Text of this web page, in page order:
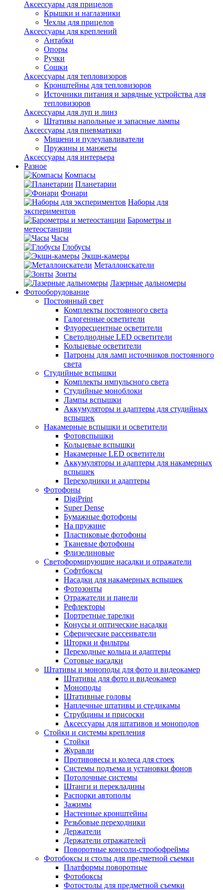
Аксессуары для прицелов
Крышки и наглазники
Чехлы для прицелов
Аксессуары для креплений
Антабки
Опоры
Ручки
Сошки
Аксессуары для тепловизоров
Кронштейны для тепловизоров
Источники питания и зарядные устройства для
тепловизоров
Аксессуары для луп и линз
Штативы напольные и запасные лампы
Аксессуары для пневматики
Мишени и пулеулавливатели
Пружины и манжеты
Аксессуары для интерьера
Разное
Компасы
Планетарии
Фонари
Наборы для
экспериментов
Барометры и
метеостанции
Часы
Глобусы
Экшн-камеры
Металлоискатели
Зонты
Лазерные дальномеры
Фотооборудование
Постоянный свет
Комплекты постоянного света
Галогенные осветители
Флуоресцентные осветители
Светодиодные LED осветители
Кольцевые осветители
Патроны для ламп источников постоянного
света
Студийные вспышки
Комплекты импульсного света
Студийные моноблоки
Лампы вспышки
Аккумуляторы и адаптеры для студийных
вспышек
Накамерные вспышки и осветители
Фотовспышки
Кольцевые вспышки
Накамерные LED осветители
Аккумуляторы и адаптеры для накамерных
вспышек
Переходники и адаптеры
Фотофоны
DigiPrint
Super Dense
Бумажные фотофоны
На пружине
Пластиковые фотофоны
Тканевые фотофоны
Флизелиновые
Светоформирующие насадки и отражатели
Софтбоксы
Насадки для накамерных вспышек
Фотозонты
Отражатели и панели
Рефлекторы
Портретные тарелки
Конусы и оптические насадки
Сферические рассеиватели
Шторки и фильтры
Переходные кольца и адаптеры
Сотовые насадки
Штативы и моноподы для фото и видеокамер
Штативы для фото и видеокамер
Моноподы
Штативные головы
Наплечные штативы и стедикамы
Струбцины и присоски
Аксессуары для штативов и моноподов
Стойки и системы крепления
Стойки
Журавли
Противовесы и колеса для стоек
Системы подъема и установки фонов
Потолочные системы
Штанги и перекладины
Распорки автополы
Зажимы
Настенные кронштейны
Резьбовые переходники
Держатели
Держатели отражателей
Поворотные консоли-стробофреймы
Фотобоксы и столы для предметной съемки
Платформы поворотные
Фотобоксы
Фотостолы для предметной съемки